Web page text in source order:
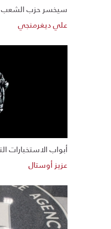
سيخسر حزب الشعب
علي ديغرمنجي
أبواب الاستخبارات
عزيز أوستال